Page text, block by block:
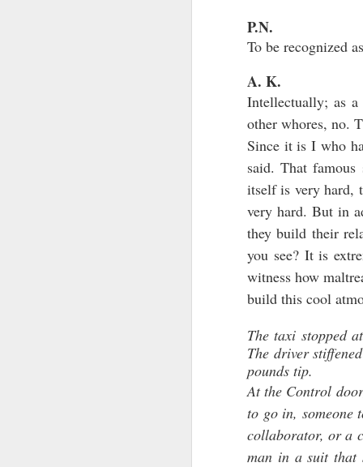
P.N.
To be recognized
A. K.
Intellectually; as
other whores, no.
Since it is I who
said. That
itself is very hard,
very hard. But in
they build their
you see? It is
witness how
build this cool
The taxi stopped
The driver
pounds tip.
At the Control
to go in, someone
collaborator, or a
man in a suit that